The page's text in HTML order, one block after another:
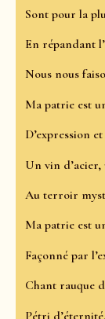
Sont pour la
En répandant
Nous nous
Ma patrie est
D’expression
Un vin
Au terroir
Ma patrie est
Façonné par
Chant rauque
Pétri d’éternité.